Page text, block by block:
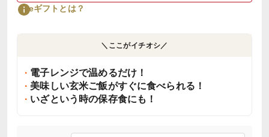
eギフトとは？
＼ここがイチオシ／
電子レンジで温めるだけ！
美味しい玄米ご飯がすぐに食べられる！
いざという時の保存食にも！